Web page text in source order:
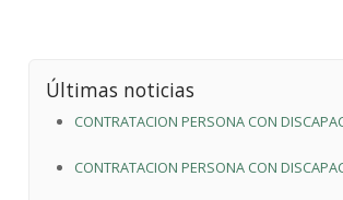
Últimas noticias
CONTRATACION PERSONA CON
CONTRATACION PERSONA CON